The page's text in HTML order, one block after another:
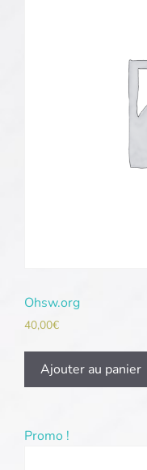
Ohsw.org
40,00€
Ajouter au panier
Promo !